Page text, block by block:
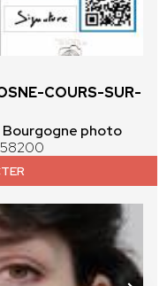
COURS-SUR-
Bourgogne photo